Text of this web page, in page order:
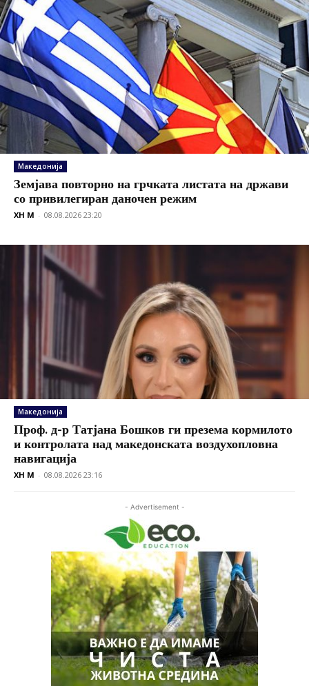
Македонија
Земјава повторно на грчката листата на држави
со привилегиран даночен режим
XH M - 08.08.2026 23:20
Македонија
Проф. д-р Татјана Бошков ги презема кормилото
и контролата над македонската воздухопловна
навигација
XH M - 08.08.2026 23:16
- Advertisement -